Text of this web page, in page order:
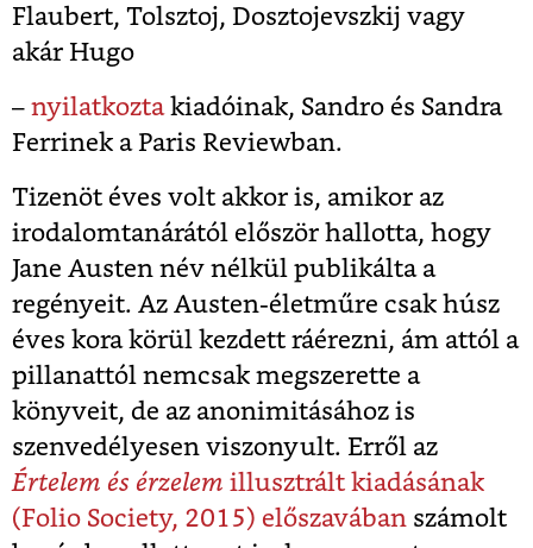
Flaubert, Tolsztoj, Dosztojevszkij vagy
akár Hugo
– nyilatkoztakiadóinak, Sandro és Sandra
Ferrinek a Paris Reviewban.
Tizenöt éves volt akkor is, amikor az
irodalomtanárától először hallotta, hogy
Jane Austen név nélkül publikálta a
regényeit. Az Austen-életműre csak húsz
éves kora körül kezdett ráérezni, ám attól a
pillanattól nemcsak megszerette a
könyveit, de az anonimitásához is
szenvedélyesen viszonyult. Erről az
Értelem és érzelem illusztrált kiadásának
(Folio Society, 2015) előszavában számolt